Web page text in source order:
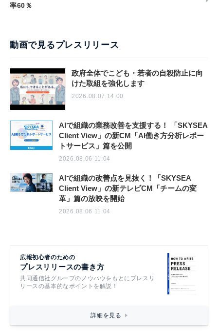
率60％
動画で見るプレスリリース
政府全体でこども・若者の自殺防止に向
けた取組を強化します
2026.08.07 14:00
AIで組織の業務改善を支援する！ 「SKYSEA
Client View」の新CM「AI働き方分析レポー
トサービス」篇を公開
2026.08.06 11:04
AIで組織の改善点を見抜く！「SKYSEA
Client View」の新テレビCM「チームの変
革」篇の放映を開始
2026.08.06 11:04
広報初心者のための
プレスリリースの書き方
共同通信社グループのノウハウをもとにプレスリ
リースの基本的なポイントを解説！
詳細を見る